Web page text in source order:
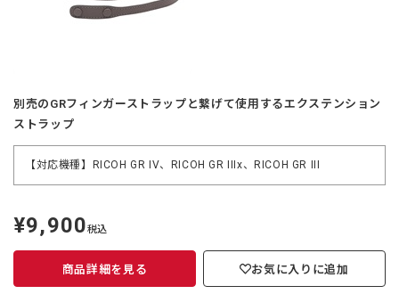
別売のGRフィンガーストラップと繋げて使用するエクステンション
ストラップ
【対応機種】RICOH GR IV、RICOH GR IIIx、RICOH GR III
定
価
¥9,900税込
商品詳細を見る お気に入りに追加